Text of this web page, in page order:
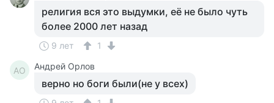
религия вся это выдумки, её не было чуть
более 2000 лет назад
9 лет 1
АО Андрей Орлов
верно но боги были(не у всех)